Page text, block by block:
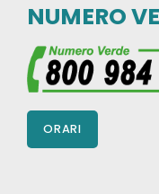
NUMERO
ORARI